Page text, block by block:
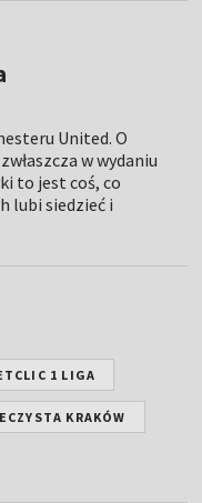
United. O
w wydaniu
to jest coś, co
lubi siedzieć i
1 LIGA
KRAKÓW